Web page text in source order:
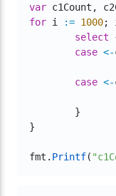
var c1Count ,
for i := 1000;
select
case <-
case <-
}
}
fmt . Printf(